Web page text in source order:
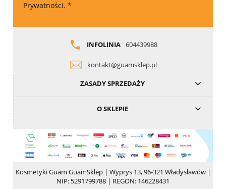
Prywatności. *
INFOLINIA 604439988
kontakt@guamsklep.pl
ZASADY SPRZEDAŻY
O SKLEPIE
Kosmetyki Guam GuamSklep | Wyprys 13, 96-321 Władysławów |
NIP: 5291799788 | REGON: 146228431